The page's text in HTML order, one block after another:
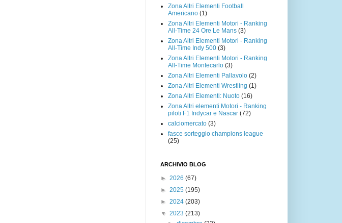
Zona Altri Elementi Football
Americano (1)
Zona Altri Elementi Motori - Ranking
All-Time 24 Ore Le Mans (3)
Zona Altri Elementi Motori - Ranking
All-Time Indy 500 (3)
Zona Altri Elementi Motori - Ranking
All-Time Montecarlo (3)
Zona Altri Elementi Pallavolo (2)
Zona Altri Elementi Wrestling (1)
Zona Altri Elementi: Nuoto (16)
Zona Altri elementi Motori - Ranking
piloti F1 Indycar e Nascar (72)
calciomercato (3)
fasce sorteggio champions league
(25)
ARCHIVIO BLOG
► 2026 (67)
► 2025 (195)
► 2024 (203)
▼ 2023 (213)